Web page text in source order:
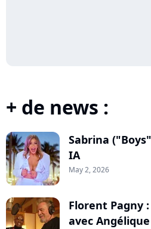
+ de news :
Sabrina
IA
May 2, 2026
Florent Pagny
avec